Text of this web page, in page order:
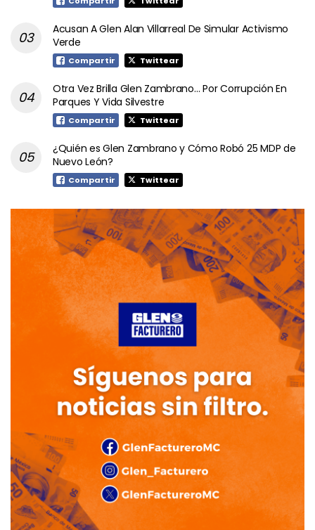
Acusan A Glen Alan Villarreal De Simular Activismo
Verde
Compartir Twittear
Otra Vez Brilla Glen Zambrano… Por Corrupción En
Parques Y Vida Silvestre
Compartir Twittear
¿Quién es Glen Zambrano y Cómo Robó 25 MDP de
Nuevo León?
Compartir Twittear